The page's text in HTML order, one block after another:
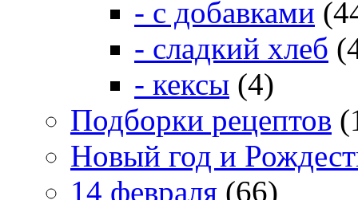
- с добавками
- сладкий хлеб
- кексы (4)
Подборки рецептов
Новый год и
14 февраля (66)